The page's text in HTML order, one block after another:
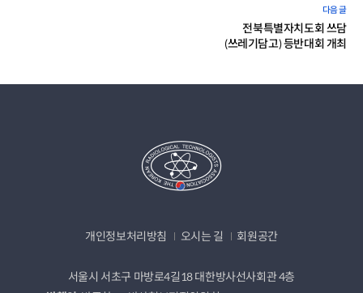
전북특별자치도회 쓰담
(쓰레기담고) 등반대회 개최
개인정보처리방침 오시는 길 회원공간
서울시 서초구 마방로4길18 대한방사선사회관 4층